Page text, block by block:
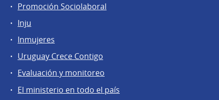
Promoción Sociolaboral
Inju
Inmujeres
Uruguay Crece Contigo
Evaluación y monitoreo
El ministerio en todo el país